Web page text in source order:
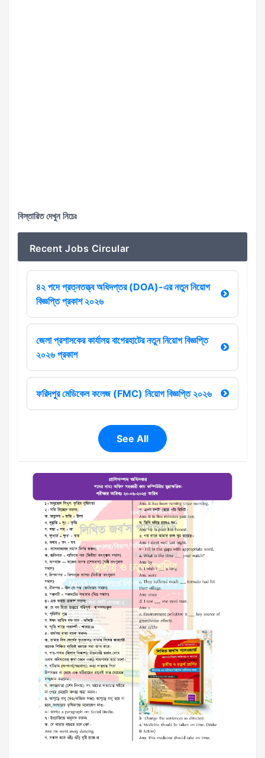
বিস্তারিত দেখুন নিচেঃ
Recent Jobs Circular
৪২ পদে প্রত্নতত্ত্ব অধিদপ্তর (DOA)-এর নতুন নিয়োগ
বিজ্ঞপ্তি প্রকাশ ২০২৬
জেলা প্রশাসকের কার্যালয় বাগেরহাটের নতুন নিয়োগ বিজ্ঞপ্তি
২০২৬ প্রকাশ
ফরিদপুর মেডিকেল কলেজ (FMC) নিয়োগ বিজ্ঞপ্তি ২০২৬
See All